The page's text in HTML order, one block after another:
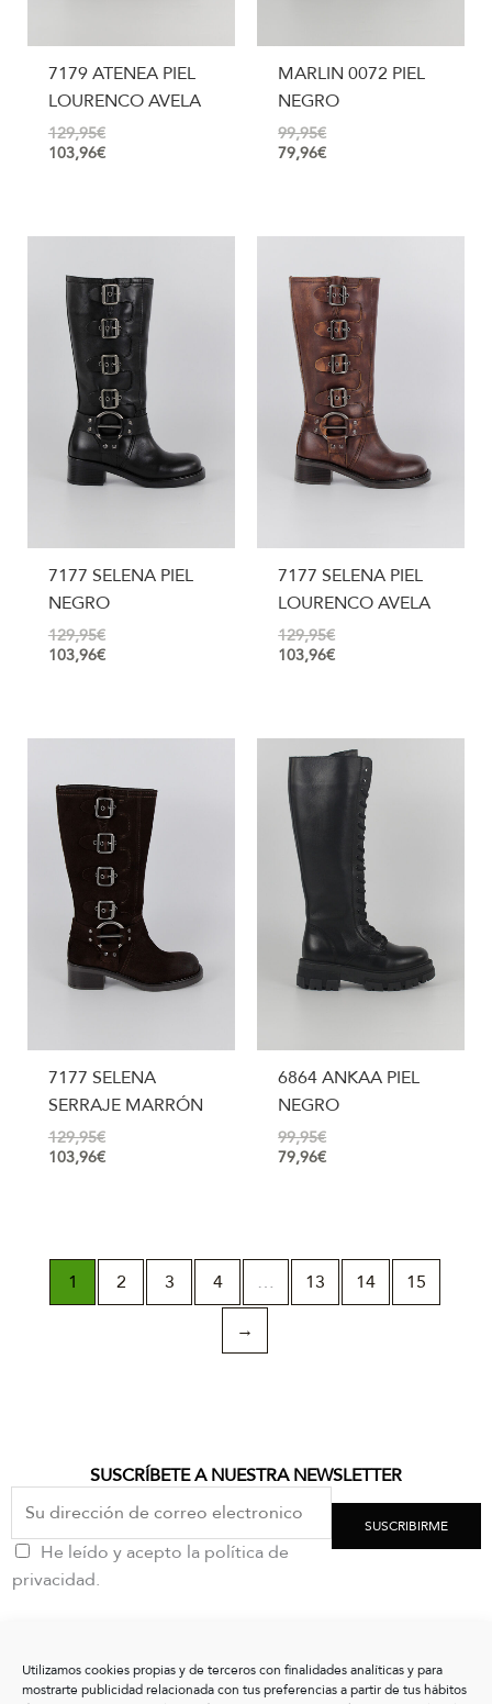
Utilizamos cookies propias y de terceros con finalidades analíticas y para
mostrarte publicidad relacionada con tus preferencias a partir de tus hábitos
7179 ATENEA PIEL
LOURENCO AVELA
129,95€
103,96€
MARLIN 0072 PIEL
NEGRO
99,95€
79,96€
7177 SELENA PIEL
NEGRO
129,95€
103,96€
7177 SELENA PIEL
LOURENCO AVELA
129,95€
103,96€
7177 SELENA
SERRAJE MARRÓN
129,95€
103,96€
6864 ANKAA PIEL
NEGRO
99,95€
79,96€
1 2 3 4 … 13 14
15
→
SUSCRÍBETE A NUESTRA NEWSLETTER
He leído y acepto la política de
privacidad.
SUSCRIBIRME
clientes@vxshoes.com